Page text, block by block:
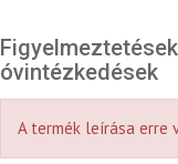
óvintézkedések
A termék leírása erre